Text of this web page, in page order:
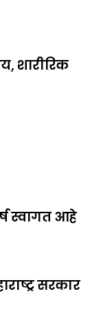
शारीरिक
स्वागत आहे
सरकार